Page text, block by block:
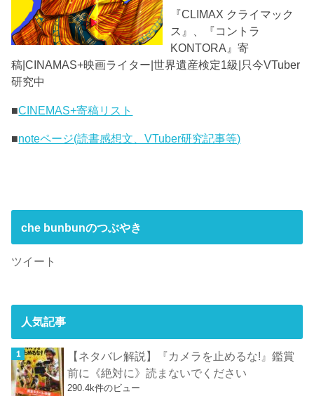
『CLIMAX クライマック
ス』、『コントラ
KONTORA』寄
稿|CINAMAS+映画ライター|世界遺産検定1級|只今VTuber
研究中
■CINEMAS+寄稿リスト
■noteページ(読書感想文、VTuber研究記事等)
che bunbunのつぶやき
ツイート
人気記事
【ネタバレ解説】『カメラを止めるな!』鑑賞
前に《絶対に》読まないでください
290.4k件のビュー